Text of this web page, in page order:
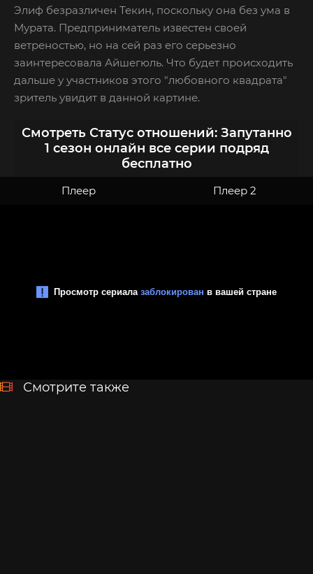
Элиф безразличен Текин, поскольку она без ума в
Мурата. Предприниматель известен своей
ветреностью, но на сей раз его серьезно
заинтересовала Айшегюль. Что будет происходить
дальше у участников этого "любовного квадрата"
зритель увидит в данной картине.
Смотреть Статус отношений: Запутанно
1 сезон онлайн все серии подряд
бесплатно
Плеер Плеер 2
Смотрите также